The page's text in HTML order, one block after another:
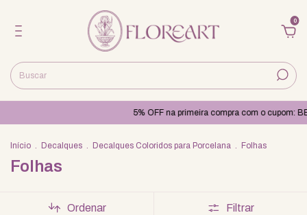
0
5% OFF na primeira compra com o cupom:
Início . Decalques . Decalques Coloridos para Porcelana . Folhas
Folhas
Ordenar Filtrar